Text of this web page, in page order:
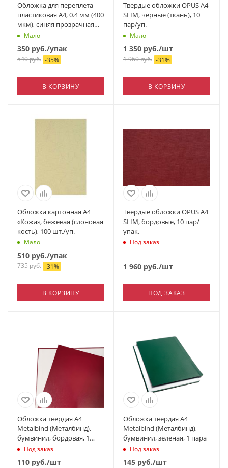
Обложка для переплета
пластиковая А4, 0.4 мм (400
мкм), синяя прозрачная
рифленая, 50 шт./уп.
Мало
350 руб./упак
540руб. -35%
В КОРЗИНУ
Твердые обложки OPUS А4
SLIM, черные (ткань), 10
пар/уп.
Мало
1 350 руб./шт
1 960руб. -31%
В КОРЗИНУ
Обложка картонная А4
«Кожа», бежевая (слоновая
кость), 100 шт./уп.
Мало
510 руб./упак
735руб. -31%
В КОРЗИНУ
Твердые обложки OPUS А4
SLIM, бордовые, 10 пар/
упак.
Под заказ
1 960 руб./шт
ПОД ЗАКАЗ
Обложка твердая А4
Metalbind (Металбинд),
бумвинил, бордовая, 1
пара (совместимая)
Под заказ
110 руб./шт
Обложка твердая А4
Metalbind (Металбинд),
бумвинил, зеленая, 1 пара
Под заказ
145 руб./шт